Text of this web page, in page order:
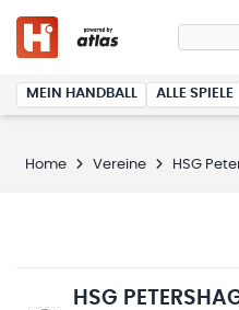
MEIN HANDBALL ALLE SPIELE
Home Vereine HSG
HSG